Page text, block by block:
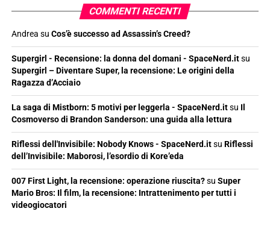
COMMENTI RECENTI
Andrea su Cos’è successo ad Assassin’s Creed?
Supergirl - Recensione: la donna del domani - SpaceNerd.itsu
Supergirl – Diventare Super, la recensione: Le origini della
Ragazza d’Acciaio
La saga di Mistborn: 5 motivi per leggerla - SpaceNerd.itsu Il
Cosmoverso di Brandon Sanderson: una guida alla lettura
Riflessi dell'Invisibile: Nobody Knows - SpaceNerd.itsu Riflessi
dell’Invisibile: Maborosi, l’esordio di Kore’eda
007 First Light, la recensione: operazione riuscita?su Super
Mario Bros: Il film, la recensione: Intrattenimento per tutti i
videogiocatori